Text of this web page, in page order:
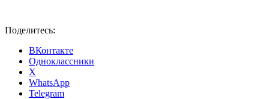
Поделитесь:
ВКонтакте
Одноклассники
X
WhatsApp
Telegram